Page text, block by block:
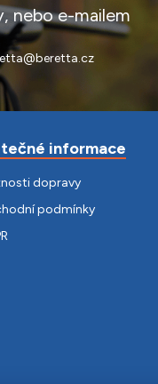
nebo e-mailem
informace
dopravy
podmínky